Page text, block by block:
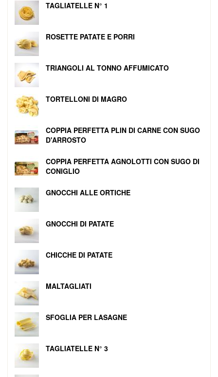
TAGLIATELLE N° 1
ROSETTE PATATE E PORRI
TRIANGOLI AL TONNO AFFUMICATO
TORTELLONI DI MAGRO
COPPIA PERFETTA PLIN DI CARNE CON SUGO
D'ARROSTO
COPPIA PERFETTA AGNOLOTTI CON SUGO DI
CONIGLIO
GNOCCHI ALLE ORTICHE
GNOCCHI DI PATATE
CHICCHE DI PATATE
MALTAGLIATI
SFOGLIA PER LASAGNE
TAGLIATELLE N° 3